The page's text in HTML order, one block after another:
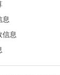
息
信息